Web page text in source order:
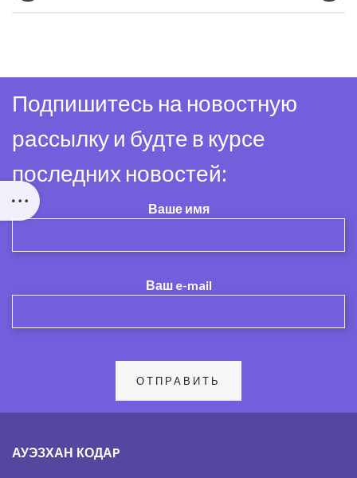
Подпишитесь на новостную
рассылку и будте в курсе
последних новостей:
Ваше имя
Ваш e-mail
АУЭЗХАН КОДАP